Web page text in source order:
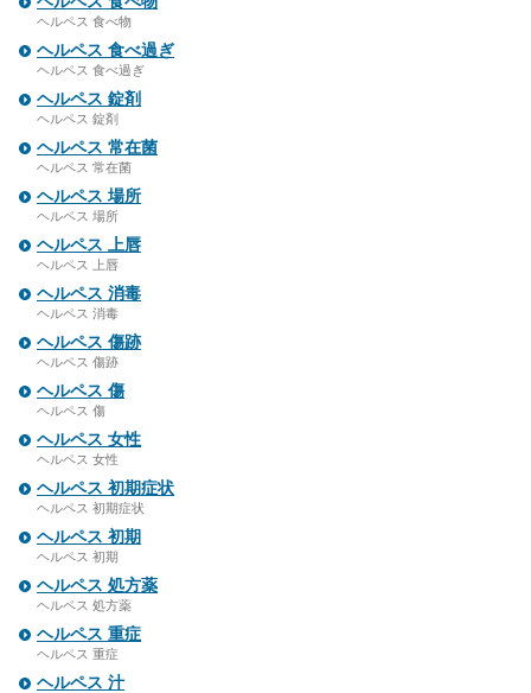
ヘルペス 食べ物
ヘルペス 食べ過ぎ
ヘルペス 食べ過ぎ
ヘルペス 錠剤
ヘルペス 錠剤
ヘルペス 常在菌
ヘルペス 常在菌
ヘルペス 場所
ヘルペス 場所
ヘルペス 上唇
ヘルペス 上唇
ヘルペス 消毒
ヘルペス 消毒
ヘルペス 傷跡
ヘルペス 傷跡
ヘルペス 傷
ヘルペス 傷
ヘルペス 女性
ヘルペス 女性
ヘルペス 初期症状
ヘルペス 初期症状
ヘルペス 初期
ヘルペス 初期
ヘルペス 処方薬
ヘルペス 処方薬
ヘルペス 重症
ヘルペス 重症
ヘルペス 汁